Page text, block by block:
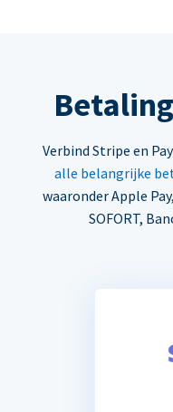
Verbind Stripe en
alle belangrijke
waaronder Apple
SOFORT,